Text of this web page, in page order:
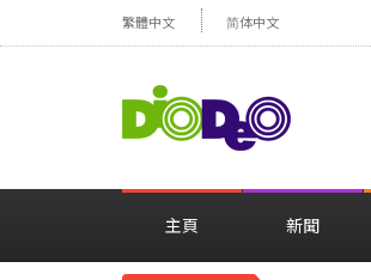
繁體中文 简体中文
主頁 新聞